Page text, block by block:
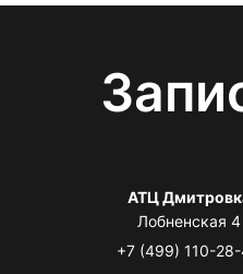
АТЦ
Лобненская 4
+7 (499) 110-